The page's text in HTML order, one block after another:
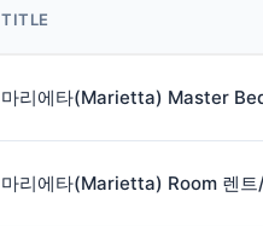
TITLE
마리에타(Marietta) Room 렌